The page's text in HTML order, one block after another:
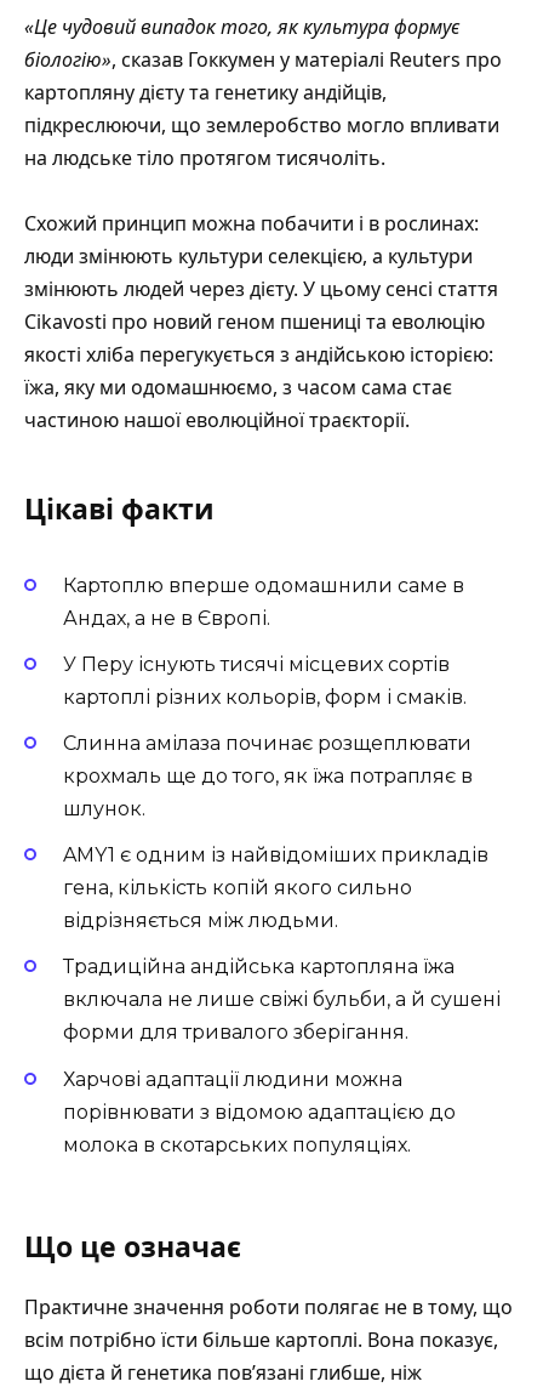
«Це чудовий випадок того, як культура формує
біологію», сказав Гоккумен у матеріалі Reuters про
картопляну дієту та генетику андійців,
підкреслюючи, що землеробство могло впливати
на людське тіло протягом тисячоліть.
Схожий принцип можна побачити і в рослинах:
люди змінюють культури селекцією, а культури
змінюють людей через дієту. У цьому сенсі стаття
Cikavosti про новий геном пшениці та еволюцію
якості хліба перегукується з андійською історією:
їжа, яку ми одомашнюємо, з часом сама стає
частиною нашої еволюційної траєкторії.
Цікаві факти
Картоплю вперше одомашнили саме в
Андах, а не в Європі.
У Перу існують тисячі місцевих сортів
картоплі різних кольорів, форм і смаків.
Слинна амілаза починає розщеплювати
крохмаль ще до того, як їжа потрапляє в
шлунок.
AMY1 є одним із найвідоміших прикладів
гена, кількість копій якого сильно
відрізняється між людьми.
Традиційна андійська картопляна їжа
включала не лише свіжі бульби, а й сушені
форми для тривалого зберігання.
Харчові адаптації людини можна
порівнювати з відомою адаптацією до
молока в скотарських популяціях.
Що це означає
Практичне значення роботи полягає не в тому, що
всім потрібно їсти більше картоплі. Вона показує,
що дієта й генетика пов’язані глибше, ніж